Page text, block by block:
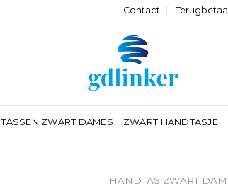
Contact
TASSEN ZWART DAMES ZWART HANDTASJE
HANDTAS ZWART